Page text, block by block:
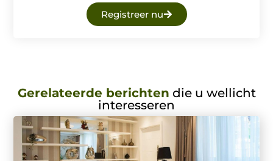
Registreer nu
Gerelateerde berichten die u wellicht
interesseren